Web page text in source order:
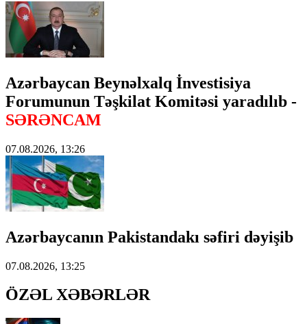
Azərbaycan Beynəlxalq İnvestisiya
Forumunun Təşkilat Komitəsi yaradılıb -
SƏRƏNCAM
07.08.2026, 13:26
Azərbaycanın Pakistandakı səfiri dəyişib
07.08.2026, 13:25
ÖZƏL XƏBƏRLƏR